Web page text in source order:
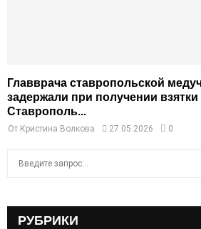
Главврача ставропольской
задержали при получении
Ставрополь...
От Кристина Волкова 27.05.2026 0
РУБРИКИ